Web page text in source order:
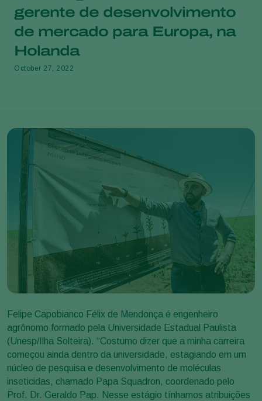
gerente de desenvolvimento
de mercado para Europa, na
Holanda
October 27, 2022
Felipe Capobianco Félix de Mendonça é engenheiro
agrônomo formado pela Universidade Estadual Paulista
(Unesp/Ilha Solteira). “Costumo dizer que a minha carreira
começou ainda dentro da universidade, estagiando em um
núcleo de pesquisa e desenvolvimento de moléculas
inseticidas, chamado Papa Squadron, coordenado pelo
Prof. Dr. Geraldo Pap. Nesse estágio tínhamos atribuições